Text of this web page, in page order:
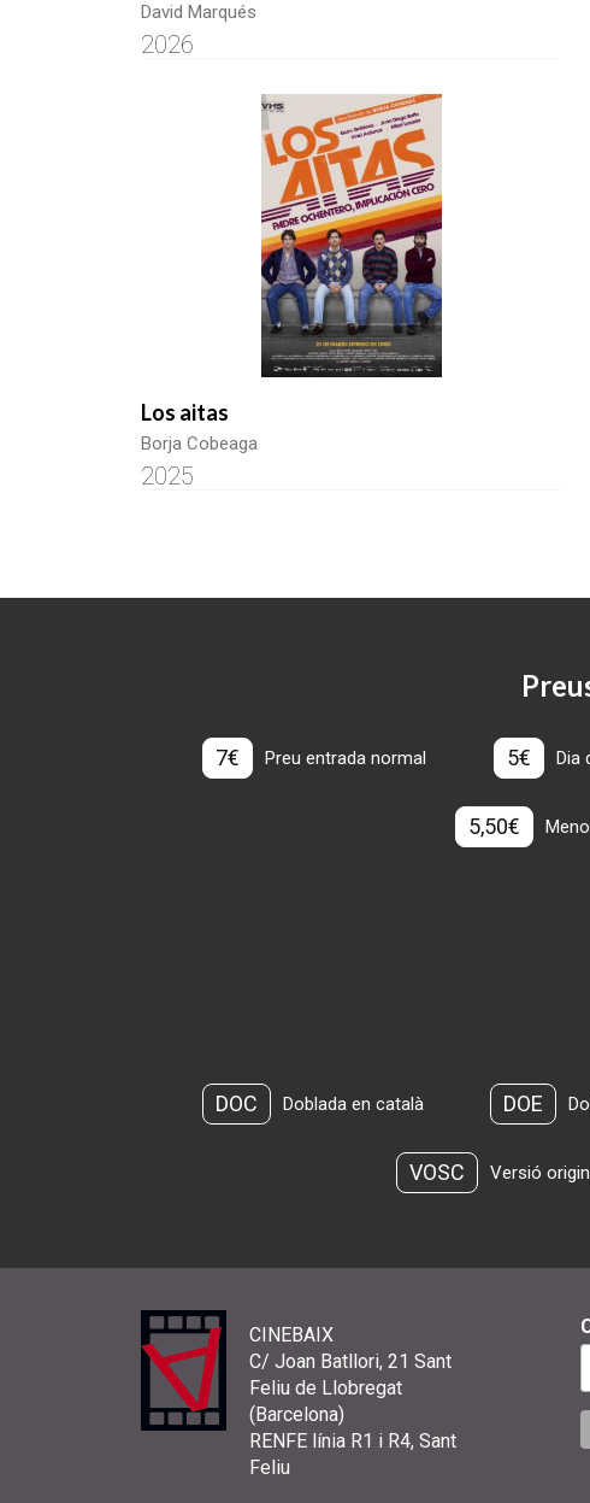
David Marqués
2026
Los aitas
Borja Cobeaga
2025
7€ Preu entrada normal 5€ Dia
5,50€
DOC Doblada en català DOE
VOSC Versió
CINEBAIX
C/ Joan Batllori, 21 Sant
Feliu de Llobregat
(Barcelona)
RENFE línia R1 i R4, Sant
Feliu